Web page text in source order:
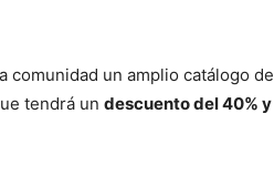
comunidad un amplio catálogo de
tendrá un descuento del 40% y